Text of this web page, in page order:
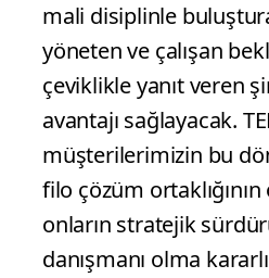
mali disiplinle
yöneten ve çalışan
çeviklikle yanıt veren
avantajı sağlayacak.
müşterilerimizin bu
filo çözüm
onların stratejik
danışmanı olma